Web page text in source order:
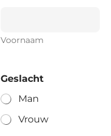
Voornaam
Geslacht
Man
Vrouw